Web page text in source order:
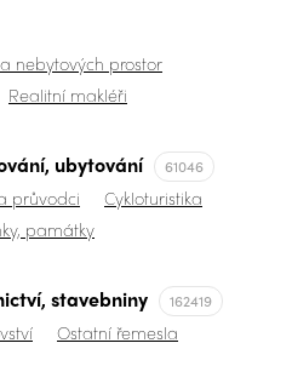
nebytových prostor
Realitní makléři
ubytování 61046
průvodci
Cykloturistika
památky
stavebniny 162419
Ostatní řemesla